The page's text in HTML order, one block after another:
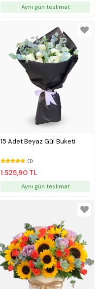
Aynı gün teslimat
15 Adet Beyaz Gül Buketi
(1)
1.525,90 TL
Aynı gün teslimat